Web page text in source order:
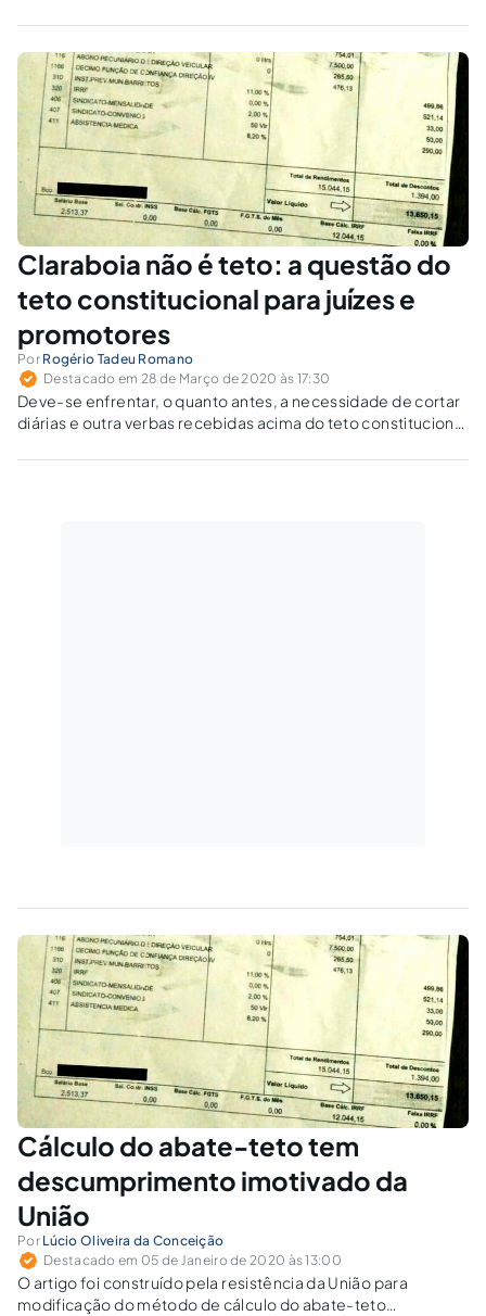
previdenciários.
Claraboia não é teto: a questão do
teto constitucional para juízes e
promotores
Por Rogério Tadeu Romano
Destacado em 28 de Março de 2020 às 17:30
Deve-se enfrentar, o quanto antes, a necessidade de cortar
diárias e outra verbas recebidas acima do teto constitucional
membros do MP.
Cálculo do abate-teto tem
descumprimento imotivado da
União
Por Lúcio Oliveira da Conceição
Destacado em 05 de Janeiro de 2020 às 13:00
O artigo foi construído pela resistência da União para
modificação do método de cálculo do abate-teto